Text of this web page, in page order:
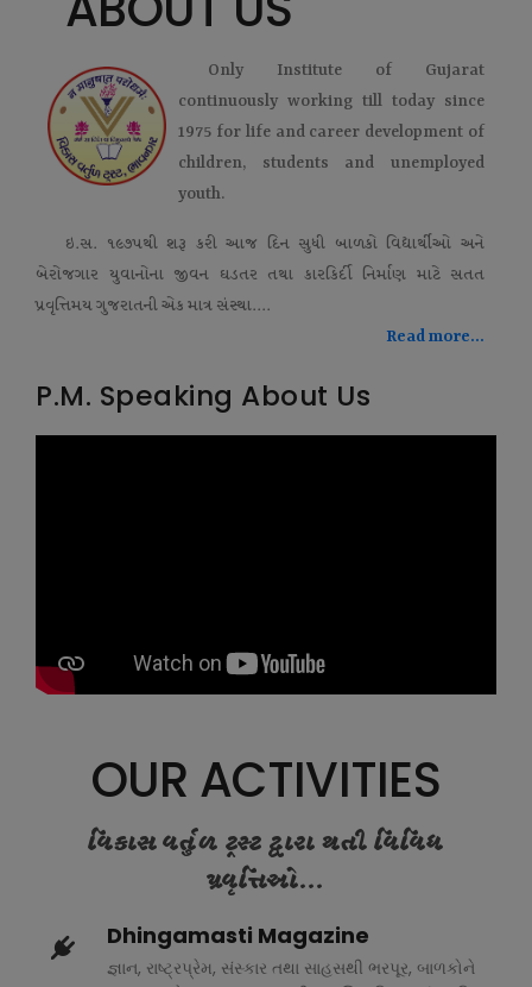
Only Institute of Gujarat
continuously working till today since
1975 for life and career development of
children, students and unemployed
youth.
ઇ.સ. ૧૯૭૫થી શરૂ કરી આજ દિન સુધી બાળકો વિદ્યાર્થીઓ અને
બેરોજગાર યુવાનોના જીવન ઘડતર તથા કારકિર્દી નિર્માણ માટે સતત
પ્રવૃત્તિમય ગુજરાતની એક માત્ર સંસ્થા....
Read more...
P.M. Speaking About Us
OUR ACTIVITIES
વિકાસ વર્તુળ ટ્રસ્ટ દ્વારા થતી વિવિધ
પ્રવૃત્તિઓ...
Dhingamasti Magazine
જ્ઞાન, રાષ્ટ્રપ્રેમ, સંસ્કાર તથા સાહસથી ભરપૂર, બાળકોને